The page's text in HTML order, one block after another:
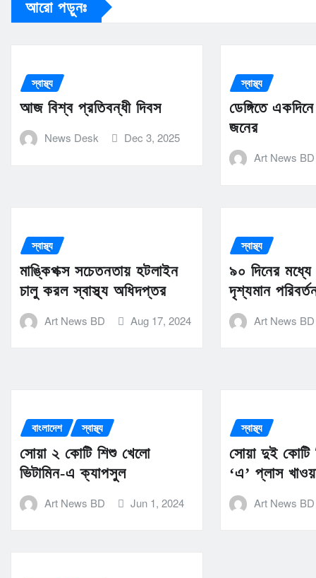
আরো পড়ুনঃ
স্বাস্থ্য
আজ বিশ্ব প্রতিবন্ধী দিবস
News Desk Dec 3, 2025
স্বাস্থ্য
ডেঙ্গিতে
জনের
Art News BD
স্বাস্থ্য
মাঙ্কিপক্স সচেতনতায় হটলাইন
চালু করল স্বাস্থ্য অধিদপ্তর
Art News BD Aug 17, 2024
স্বাস্থ্য
৯০ দিনের মধ্যে
দৃশ্যমান
Art News BD
বাংলাদেশ স্বাস্থ্য
সোয়া ২ কোটি শিশু খেলো
ভিটামিন-এ ক্যাপসুল
Art News BD Jun 1, 2024
স্বাস্থ্য
সোয়া দুই কোটি
‘এ’ প্লাস
Art News BD